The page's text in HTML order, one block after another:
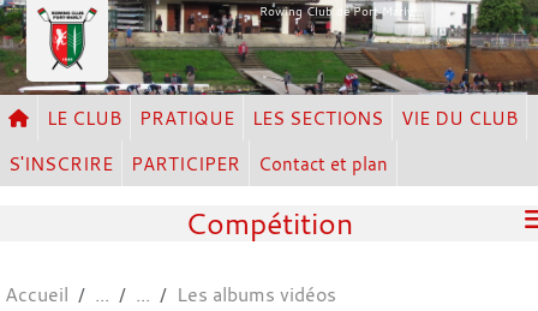
Rowing Club de Port Marly
LE CLUB PRATIQUE LES SECTIONS
VIE DU CLUB
S'INSCRIRE
PARTICIPER Contact et plan
Compétition
Accueil Les albums vidéos
Panneau de gestion des cookies